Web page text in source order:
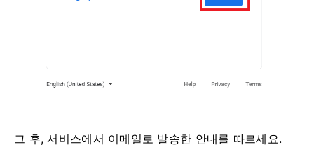
그 후, 서비스에서 이메일로 발송한 안내를 따르세요.